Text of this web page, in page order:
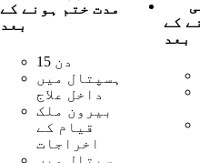
مدت ختم ہونے کے
بعد
15 دن
ہسپتال میں
داخل علاج
بیرون ملک
قیام کے
اخراجات
ہسپتال میں
کے
بعد